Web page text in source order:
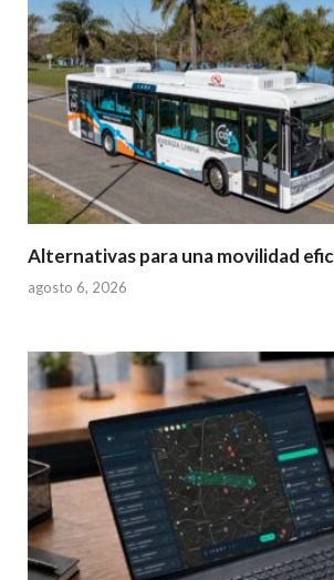
Alternativas para una movilidad
agosto 6, 2026